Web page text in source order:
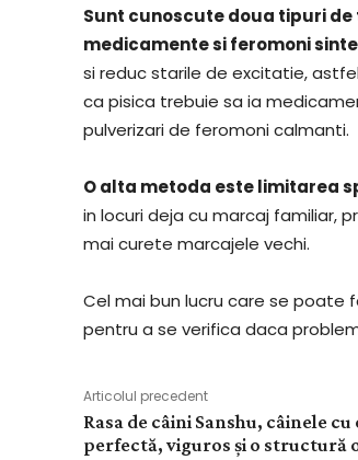
Sunt cunoscute doua tipuri
medicamente si feromoni
si reduc starile de excitatie,
ca pisica trebuie sa ia
pulverizari de feromoni calmanti.
O alta metoda este limitarea
in locuri deja cu marcaj familiar,
mai curete marcajele vechi.
Cel mai bun lucru care se poate
pentru a se verifica daca
Articolul precedent
Rasa de câini Sanshu, câinele
perfectă, viguros și o structură